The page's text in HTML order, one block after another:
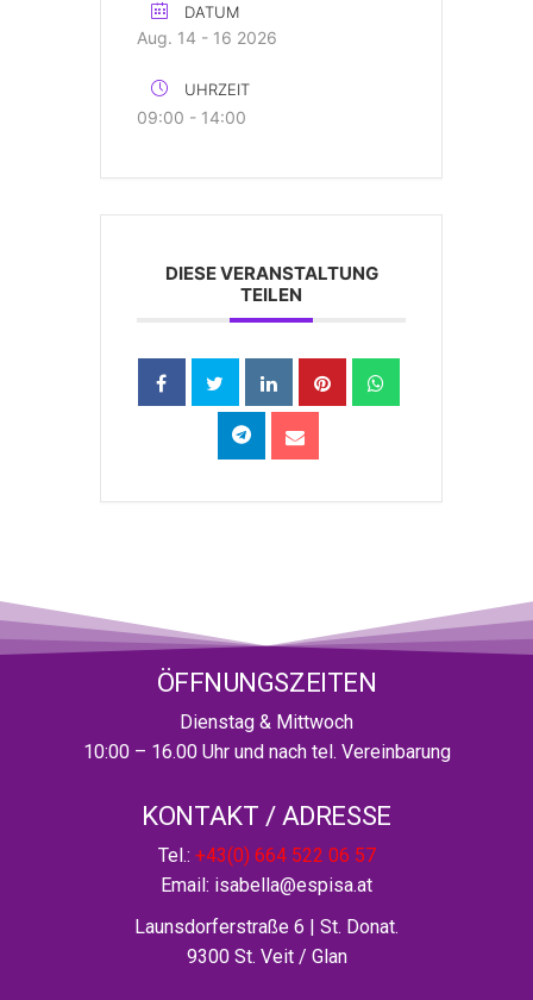
DATUM
Aug. 14 - 16 2026
UHRZEIT
09:00 - 14:00
DIESE VERANSTALTUNG
TEILEN
ÖFFNUNGSZEITEN
Dienstag & Mittwoch
10:00 – 16.00 Uhr und nach tel. Vereinbarung
KONTAKT / ADRESSE
Tel.: +43(0) 664 522 06 57
Email: isabella@espisa.at
Launsdorferstraße 6 | St. Donat.
9300 St. Veit / Glan